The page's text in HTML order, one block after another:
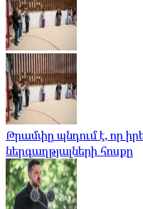
Թրամփը պնդում է, որ
ներգաղթյալների հոսքը